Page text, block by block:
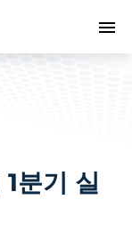
메
분기 실